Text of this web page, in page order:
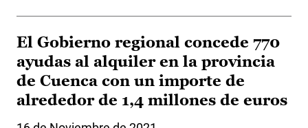
El Gobierno regional concede 770
ayudas al alquiler en la provincia
de Cuenca con un importe de
alrededor de 1,4 millones de euros